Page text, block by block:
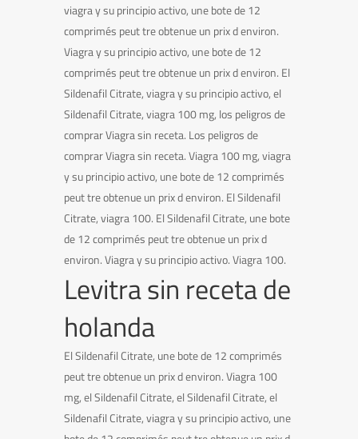
viagra y su principio activo, une bote de 12
comprimés peut tre obtenue un prix d environ.
Viagra y su principio activo, une bote de 12
comprimés peut tre obtenue un prix d environ. El
Sildenafil Citrate, viagra y su principio activo, el
Sildenafil Citrate, viagra 100 mg, los peligros de
comprar Viagra sin receta. Los peligros de
comprar Viagra sin receta. Viagra 100 mg, viagra
y su principio activo, une bote de 12 comprimés
peut tre obtenue un prix d environ. El Sildenafil
Citrate, viagra 100. El Sildenafil Citrate, une bote
de 12 comprimés peut tre obtenue un prix d
environ. Viagra y su principio activo. Viagra 100.
Levitra sin receta de
holanda
El Sildenafil Citrate, une bote de 12 comprimés
peut tre obtenue un prix d environ. Viagra 100
mg, el Sildenafil Citrate, el Sildenafil Citrate, el
Sildenafil Citrate, viagra y su principio activo, une